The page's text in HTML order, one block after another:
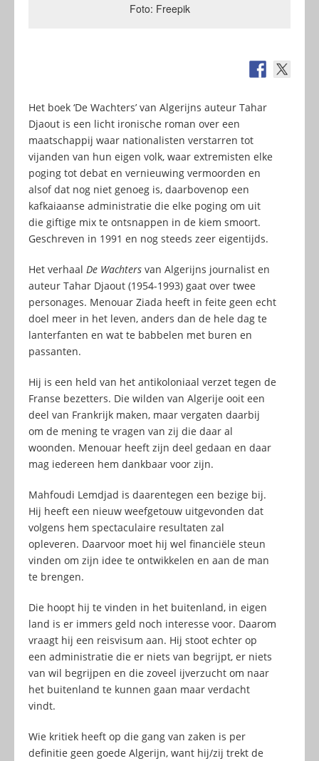
Foto: Freepik
Het boek ‘De Wachters’ van Algerijns auteur Tahar
Djaout is een licht ironische roman over een
maatschappij waar nationalisten verstarren tot
vijanden van hun eigen volk, waar extremisten elke
poging tot debat en vernieuwing vermoorden en
alsof dat nog niet genoeg is, daarbovenop een
kafkaiaanse administratie die elke poging om uit
die giftige mix te ontsnappen in de kiem smoort.
Geschreven in 1991 en nog steeds zeer eigentijds.
Het verhaal De Wachters van Algerijns journalist en
auteur Tahar Djaout (1954-1993) gaat over twee
personages. Menouar Ziada heeft in feite geen echt
doel meer in het leven, anders dan de hele dag te
lanterfanten en wat te babbelen met buren en
passanten.
Hij is een held van het antikoloniaal verzet tegen de
Franse bezetters. Die wilden van Algerije ooit een
deel van Frankrijk maken, maar vergaten daarbij
om de mening te vragen van zij die daar al
woonden. Menouar heeft zijn deel gedaan en daar
mag iedereen hem dankbaar voor zijn.
Mahfoudi Lemdjad is daarentegen een bezige bij.
Hij heeft een nieuw weefgetouw uitgevonden dat
volgens hem spectaculaire resultaten zal
opleveren. Daarvoor moet hij wel financiële steun
vinden om zijn idee te ontwikkelen en aan de man
te brengen.
Die hoopt hij te vinden in het buitenland, in eigen
land is er immers geld noch interesse voor. Daarom
vraagt hij een reisvisum aan. Hij stoot echter op
een administratie die er niets van begrijpt, er niets
van wil begrijpen en die zoveel ijverzucht om naar
het buitenland te kunnen gaan maar verdacht
vindt.
Wie kritiek heeft op die gang van zaken is per
definitie geen goede Algerijn, want hij/zij trekt de